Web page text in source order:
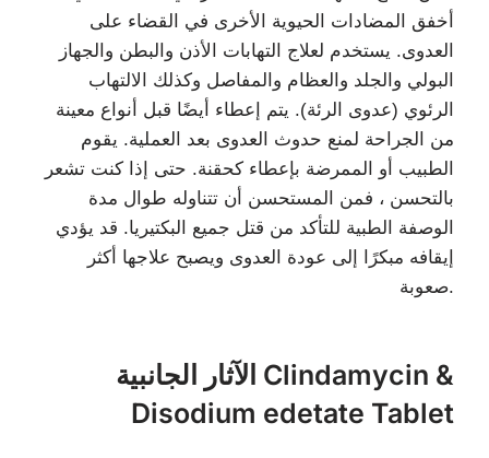
أخفق المضادات الحيوية الأخرى في القضاء على
العدوى. يستخدم لعلاج التهابات الأذن والبطن والجهاز
البولي والجلد والعظام والمفاصل وكذلك الالتهاب
الرئوي (عدوى الرئة). يتم إعطاء أيضًا قبل أنواع معينة
من الجراحة لمنع حدوث العدوى بعد العملية. يقوم
الطبيب أو الممرضة بإعطاء كحقنة. حتى إذا كنت تشعر
بالتحسن ، فمن المستحسن أن تتناوله طوال مدة
الوصفة الطبية للتأكد من قتل جميع البكتيريا. قد يؤدي
إيقافه مبكرًا إلى عودة العدوى ويصبح علاجها أكثر
صعوبة.
الآثار الجانبية Clindamycin &
Disodium edetate Tablet